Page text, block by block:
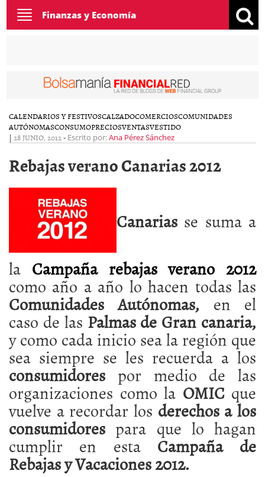
Toggle
navigation
Finanzas y Economía
CALENDARIOS Y FESTIVOSCALZADOCOMERCIOSCOMUNIDADES
AUTÓNOMASCONSUMOPRECIOSVENTASVESTIDO
| 28 JUNIO, 2012- Escrito por:Ana Pérez Sánchez
Rebajas verano Canarias 2012
Canarias se suma a
la Campaña rebajas verano 2012
como año a año lo hacen todas las
Comunidades Autónomas, en el
caso de las Palmas de Gran canaria,
y como cada inicio sea la región que
sea siempre se les recuerda a los
consumidores por medio de las
organizaciones como la OMICque
vuelve a recordar los derechos a los
consumidores para que lo hagan
cumplir en esta Campaña de
Rebajas y Vacaciones 2012.